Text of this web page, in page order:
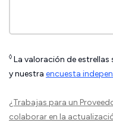
◊ La valoración de estrellas
y nuestra encuesta
¿Trabajas para un
colaborar en la